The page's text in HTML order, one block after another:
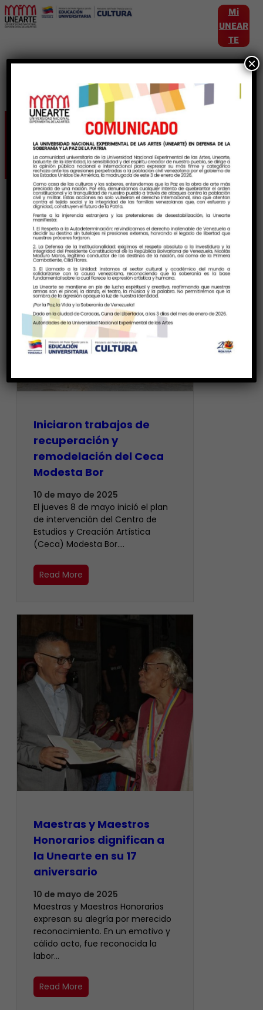
Mi
UNEAR
TE
Etiqueta:FVEU
Iniciaron trabajos de
recuperación y
remodelación del Ceca
Modesta Bor
10 de mayo de 2025
El jueves 8 de mayo inició el plan
de intervención del Centro de
Estudios y Creación Artística
(Ceca) Modesta Bor.…
Read More
Maestras y Maestros
Honorarios dignifican a
la Unearte en su 17
aniversario
10 de mayo de 2025
Maestras y Maestros Honorarios
expresan su alegría por merecido
reconocimiento. En un emotivo y
cálido acto, fue reconocida la
labor…
Read More
×